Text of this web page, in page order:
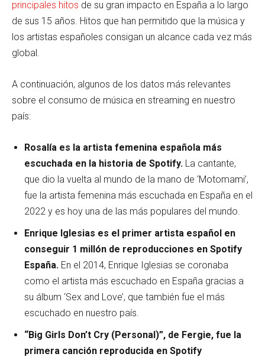
principales hitos de su gran impacto en España a lo largo
de sus 15 años. Hitos que han permitido que la música y
los artistas españoles consigan un alcance cada vez más
global.
A continuación, algunos de los datos más relevantes
sobre el consumo de música en streaming en nuestro
país:
Rosalía es la artista femenina española más
escuchada en la historia de Spotify. La cantante,
que dio la vuelta al mundo de la mano de ‘Motomami’,
fue la artista femenina más escuchada en España en el
2022 y es hoy una de las más populares del mundo.
Enrique Iglesias es el primer artista español en
conseguir 1 millón de reproducciones en Spotify
España. En el 2014, Enrique Iglesias se coronaba
como el artista más escuchado en España gracias a
su álbum ‘Sex and Love’, que también fue el más
escuchado en nuestro país.
“Big Girls Don’t Cry (Personal)”, de Fergie, fue la
primera canción reproducida en Spotify